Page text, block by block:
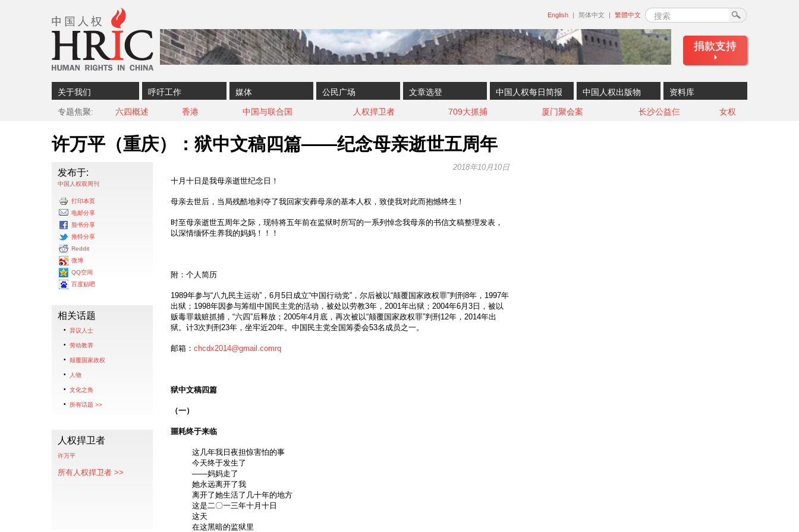
搜索
English 简体中文 繁體中文
捐款支持
关于我们 呼吁工作 媒体 公民广场 文章选登 中国人权每日简报 中国人权出版物 资料库
专题焦聚 六四概述 香港 中国与联合国 人权捍卫者 709大抓捕 厦门聚会案 长沙公益仨 女权
许万平（重庆）：狱中文稿四篇——纪念母亲逝世五周年
发布于:
中国人权双周刊
打印本页
电邮分享
脸书分享
推特分享
Reddit
微博
QQ空间
百度贴吧
相关话题
异议人士
劳动教养
颠覆国家政权
人物
文化之角
所有话题 >>
人权捍卫者
许万平
所有人权捍卫者 >>
2018年10月10日
十月十日是我母亲逝世纪念日！
母亲去世后，当局残酷地剥夺了我回家安葬母亲的基本人权，致使我对此而抱憾终生！
时至母亲逝世五周年之际，现特将五年前在监狱时所写的一系列悼念我母亲的书信文稿整理发表，
以深情缅怀生养我的妈妈！！！
附：个人简历
1989年参与“八九民主运动”，6月5日成立“中国行动党”，尔后被以“颠覆国家政权罪”判刑8年，1997年
出狱；1998年因参与筹组中国民主党的活动，被处以劳教3年，2001年出狱；2004年6月3日，被以
贩毒罪栽赃抓捕，“六四”后释放；2005年4月底，再次被以“颠覆国家政权罪”判刑12年，2014年出
狱。计3次判刑23年，坐牢近20年。中国民主党全国筹委会53名成员之一。
邮箱： chcdx2014@gmail.comrq
狱中文稿四篇
（一）
噩耗终于来临
这几年我日夜担惊害怕的事
今天终于发生了
——妈妈走了
她永远离开了我
离开了她生活了几十年的地方
这是二〇一三年十月十日
这天
在这黑暗的监狱里